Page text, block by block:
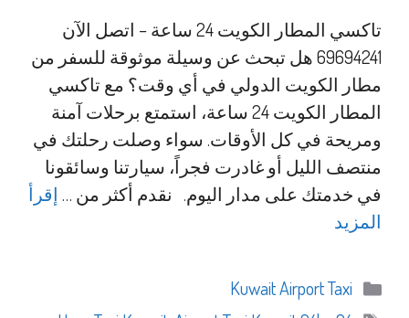
تاكسي المطار الكويت 24 ساعة – اتصل الآن
69694241 هل تبحث عن وسيلة موثوقة للسفر من
مطار الكويت الدولي في أي وقت؟ مع تاكسي
المطار الكويت 24 ساعة، استمتع برحلات آمنة
ومريحة في كل الأوقات. سواء وصلت رحلتك في
منتصف الليل أو غادرت فجراً، سيارتنا وسائقونا
في خدمتك على مدار اليوم. نقدم أكثر من … إقرأ
المزيد
التصنيفات
Kuwait Airport Taxi